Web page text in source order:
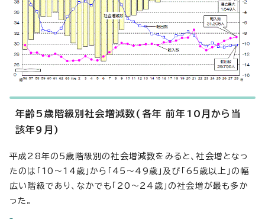
年齢5歳階級別社会増減数(各年 前年10月から当
該年9月)
平成28年の5歳階級別の社会増減数をみると、社会増となっ
たのは「10～14歳」から「45～49歳」及び「65歳以上」の幅
広い階級であり、なかでも「20～24歳」の社会増が最も多か
った。